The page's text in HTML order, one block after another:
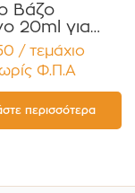
Βάζο
20ml για
και
με
12
/ τεμάχιο
Φ.Π.Α
περισσότερα